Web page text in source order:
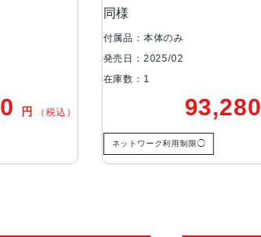
背面カメラ
前面カメラ
バッテリー容量
円 （税込）
同様
付属品：本体のみ
発売日：2025/02
在庫数：1
93,280
ネットワーク利用制限◯